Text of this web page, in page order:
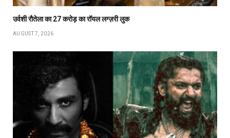
उर्वशी रौतेला का ₹27 करोड़ का रॉयल लग्ज़री लुक
AUGUST 7, 2026